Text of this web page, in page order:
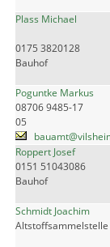
Plass Michael
0175 3820128
Bauhof
Poguntke Markus
08706 9485-17
05
Roppert Josef
0151 51043086
Bauhof
Schmidt Joachim
Altstoffsammelstelle